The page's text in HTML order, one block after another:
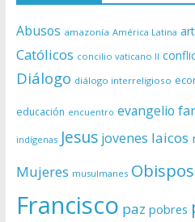
Abusos amazonía América Latina
Católicos concilio vaticano II
Diálogo diálogo interreligioso
educación encuentro evangelio
indígenas Jesus jovenes laicos
Mujeres musulmanes Obispos
Francisco paz pobres